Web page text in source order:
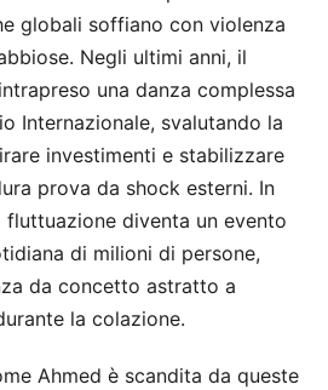
globali soffiano con violenza
Negli ultimi anni, il
una danza complessa
Internazionale, svalutando la
investimenti e stabilizzare
prova da shock esterni. In
diventa un evento
di milioni di persone,
da concetto astratto a
la colazione.
Ahmed è scandita da queste